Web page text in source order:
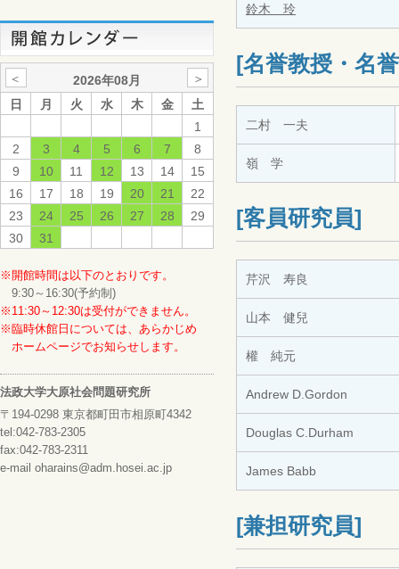
＜ 2026年08月
＞
日
月 火 水 木 金
土
1
2
3 4 5 6 7
8
9
10 11 12 13 14
15
16
17 18 19 20 21
22
23
24 25 26 27 28
29
30
31
※開館時間は以下のとおりです。
9:30～16:30(予約制)
※11:30～12:30は受付ができません。
※臨時休館日については、あらかじめ
ホームページでお知らせします。
法政大学大原社会問題研究所
〒194-0298 東京都町田市相原町4342
tel:042-783-2305
fax:042-783-2311
e-mail oharains@adm.hosei.ac.jp
鈴木 玲
[名誉教授・名
二村 一夫
嶺 学
[客員研究員]
芹沢 寿良
山本 健兒
權 純元
Andrew D.Gordon
Douglas C.Durham
James Babb
[兼担研究員]